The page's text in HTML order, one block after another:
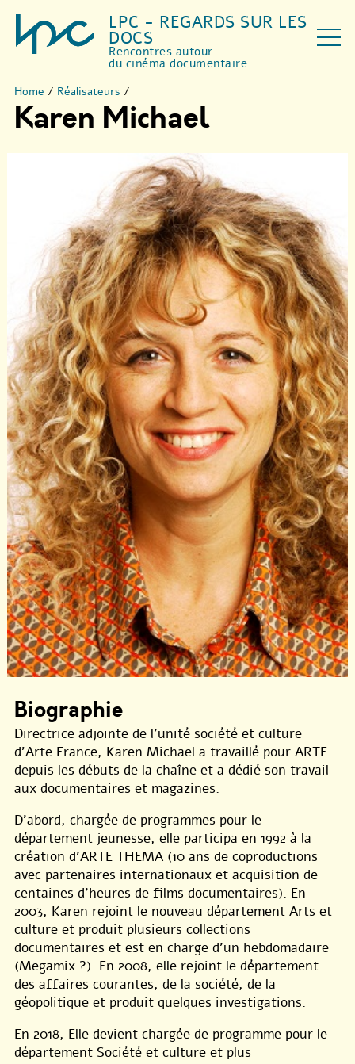
LPC - REGARDS SUR LES
DOCS
Rencontres autour
du cinéma documentaire
Home / Réalisateurs /
Karen Michael
Biographie
Directrice adjointe de l’unité société et culture
d’Arte France, Karen Michael a travaillé pour ARTE
depuis les débuts de la chaîne et a dédié son travail
aux documentaires et magazines.
D’abord, chargée de programmes pour le
département jeunesse, elle participa en 1992 à la
création d’ARTE THEMA (10 ans de coproductions
avec partenaires internationaux et acquisition de
centaines d’heures de films documentaires). En
2003, Karen rejoint le nouveau département Arts et
culture et produit plusieurs collections
documentaires et est en charge d’un hebdomadaire
(Megamix ?). En 2008, elle rejoint le département
des affaires courantes, de la société, de la
géopolitique et produit quelques investigations.
En 2018, Elle devient chargée de programme pour le
département Société et culture et plus